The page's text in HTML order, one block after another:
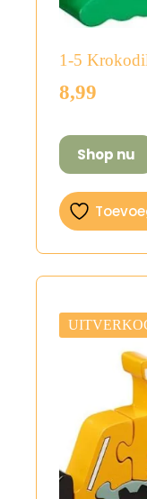
1-5
8,99
Shop nu